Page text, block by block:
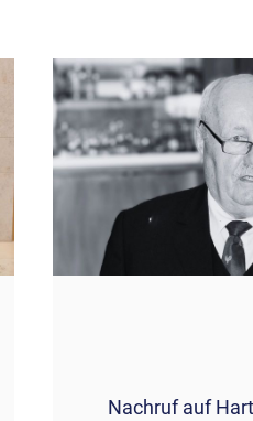
Nachruf auf